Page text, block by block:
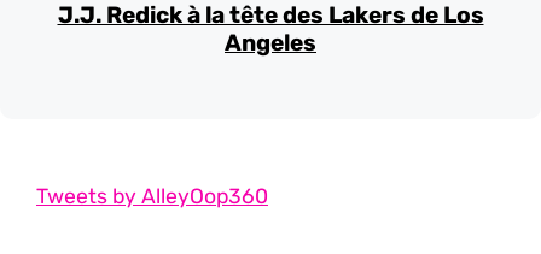
J.J. Redick à la tête des Lakers de Los
Angeles
Tweets by AlleyOop360